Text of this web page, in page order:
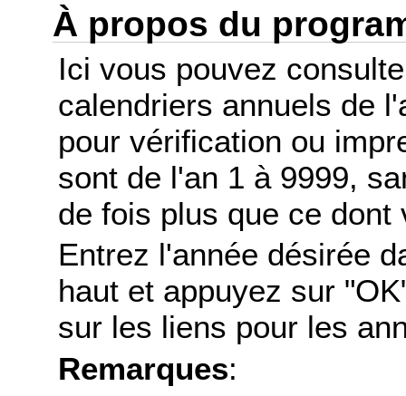
À propos du
Ici vous pouvez
calendriers annuels de
pour vérification ou
sont de l'an 1 à 9999,
de fois plus que ce dont
Entrez l'année désirée
haut et appuyez sur
sur les liens pour les
Remarques: